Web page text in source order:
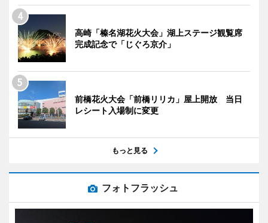
高崎「榛名湖花火大会」湖上ステージ観覧席
完成記念で「じぐろ京介」
前橋花火大会「前橋リリカ」屋上開放 当日
レシート入場制に変更
もっと見る
フォトフラッシュ